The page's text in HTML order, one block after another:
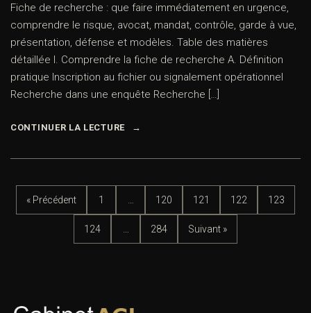
Fiche de recherche : que faire immédiatement en urgence,
comprendre le risque, avocat, mandat, contrôle, garde à vue,
présentation, défense et modèles. Table des matières
détaillée I. Comprendre la fiche de recherche A. Définition
pratique Inscription au fichier ou signalement opérationnel
Recherche dans une enquête Recherche […]
CONTINUER LA LECTURE
« Précédent 1 120 121 122 123
124 284 Suivant »